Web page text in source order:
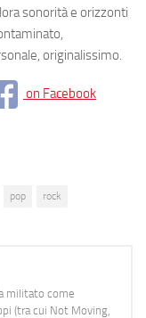
sonorità e orizzonti
originalissimo.
on Facebook
pop rock
militato come
(tra cui Not Moving,